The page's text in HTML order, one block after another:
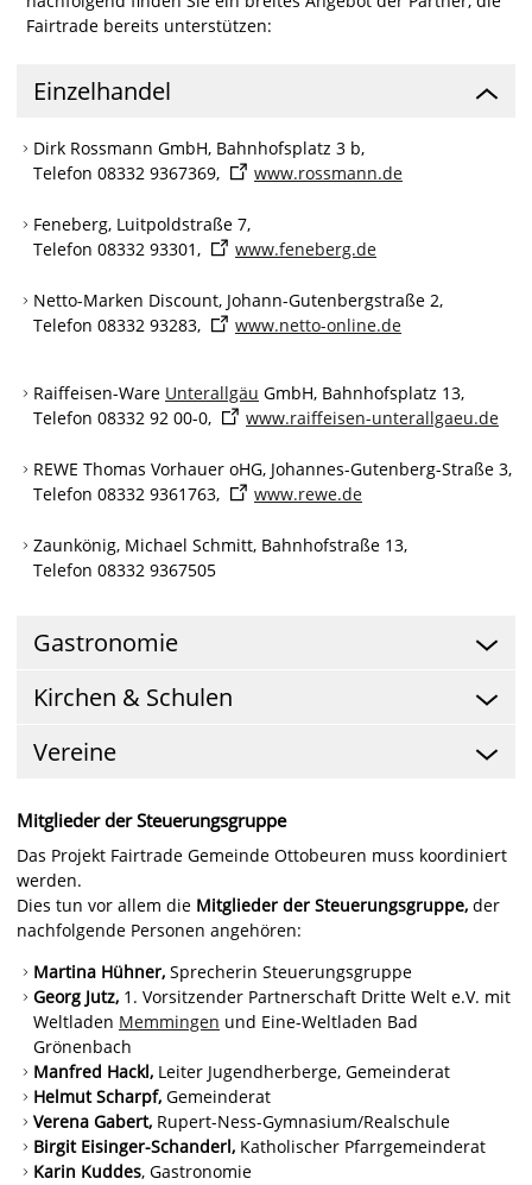
Fairtrade bereits unterstützen:
Einzelhandel
Dirk Rossmann GmbH, Bahnhofsplatz 3 b,
Telefon 08332 9367369,
www.rossmann.de
Feneberg, Luitpoldstraße 7,
Telefon 08332 93301,
www.feneberg.de
Netto-Marken Discount, Johann-Gutenbergstraße 2,
Telefon 08332 93283,
www.netto-online.de
Raiffeisen-Ware Unterallgäu GmbH, Bahnhofsplatz 13,
Telefon 08332 92 00-0,
www.raiffeisen-unterallgaeu.de
REWE Thomas Vorhauer oHG, Johannes-Gutenberg-Straße 3,
Telefon 08332 9361763,
www.rewe.de
Zaunkönig, Michael Schmitt, Bahnhofstraße 13,
Telefon 08332 9367505
Gastronomie
Kirchen & Schulen
Vereine
Mitglieder der Steuerungsgruppe
Das Projekt Fairtrade Gemeinde Ottobeuren muss koordiniert
werden.
Dies tun vor allem die Mitglieder der Steuerungsgruppe, der
nachfolgende Personen angehören:
Martina Hühner, Sprecherin Steuerungsgruppe
Georg Jutz, 1. Vorsitzender Partnerschaft Dritte Welt e.V. mit
Weltladen Memmingen und Eine-Weltladen Bad
Grönenbach
Manfred Hackl, Leiter Jugendherberge, Gemeinderat
Helmut Scharpf, Gemeinderat
Verena Gabert, Rupert-Ness-Gymnasium/Realschule
Birgit Eisinger-Schanderl, Katholischer Pfarrgemeinderat
Karin Kuddes, Gastronomie